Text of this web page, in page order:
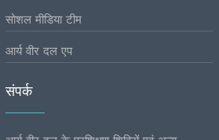
सोशल मीडिया टीम
आर्य वीर दल एप
संपर्क